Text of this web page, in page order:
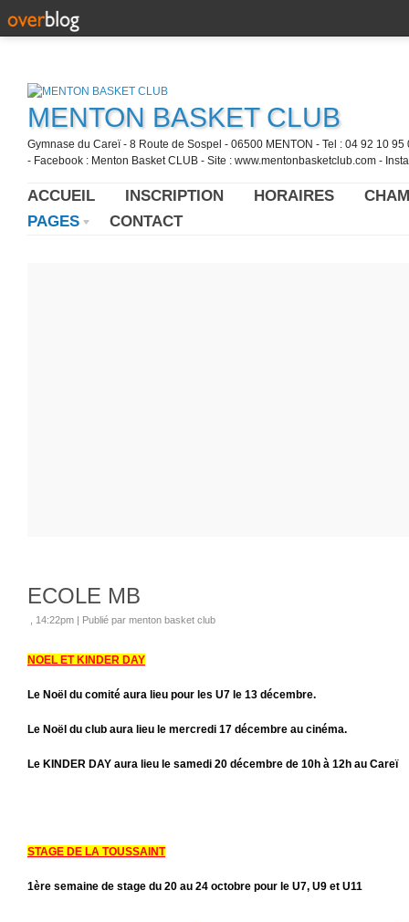
MENTON BASKET CLUB
Gymnase du Careï - 8 Route de Sospel - 06500 MENTON - Tel : 04 92 10
- Facebook : Menton Basket CLUB - Site : www.mentonbasketclub.com -
ACCUEIL INSCRIPTION HORAIRES
PAGES
CONTACT
ECOLE MB
, 14:22pm | Publié par menton basket club
NOEL ET KINDER DAY
Le Noël du comité aura lieu pour les U7 le 13 décembre.
Le Noël du club aura lieu le mercredi 17 décembre au cinéma.
Le KINDER DAY aura lieu le samedi 20 décembre de 10h à 12h au Careï
STAGE DE LA TOUSSAINT
1ère semaine de stage du 20 au 24 octobre pour le U7, U9 et U11